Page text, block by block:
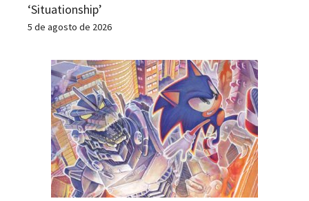
‘Situationship’
5 de agosto de 2026